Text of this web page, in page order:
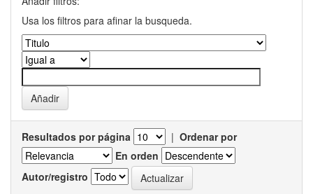
Usa los filtros para afinar la busqueda.
Resultados por página | Ordenar por
En orden
Autor/registro